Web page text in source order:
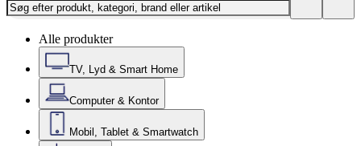
Alle produkter
TV, Lyd & Smart Home
Computer & Kontor
Mobil, Tablet & Smartwatch